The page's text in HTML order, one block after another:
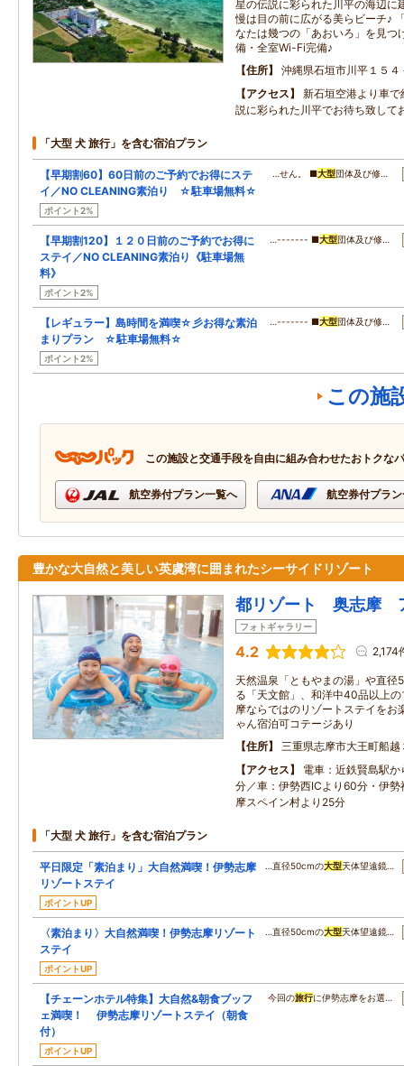
星の伝説に彩られた川平の海辺
慢は目の前に広がる美らビーチ♪
なたは幾つの「あおいろ」を見つ
備・全室Wi-Fi完備♪
住所
沖縄県石垣市川平１５４
アクセス
新石垣空港より車
説に彩られた川平でお待ち致して
「大型 犬 旅行」を含む宿泊プラン
【早期割60】60日前のご予約でお得にステ
イ／NO CLEANING素泊り ☆駐車場無料☆
ポイント2%
…せん。 ■大型団体及び修…
【早期割120】１２０日前のご予約でお得に
ステイ／NO CLEANING素泊り《駐車場無
料》
ポイント2%
…------- ■大型団体及び修…
【レギュラー】島時間を満喫☆彡お得な素泊
まりプラン ☆駐車場無料☆
ポイント2%
…------- ■大型団体及び修…
この施
この施設と交通手段を自由に組み合わせたおトクな
航空券付プラン一覧へ 航空券付プラ
豊かな大自然と美しい英虞湾に囲まれたシーサイドリゾート
都リゾート 奥志摩
フォトギャラリー
4.2 2,174
天然温泉「ともやまの湯」や直径
る「天文館」、和洋中40品以上
摩ならではのリゾートステイをお
ゃん宿泊可コテージあり
住所
三重県志摩市大王町船越
アクセス
電車：近鉄賢島駅
分／車：伊勢西ICより60分・伊
摩スペイン村より25分
「大型 犬 旅行」を含む宿泊プラン
平日限定「素泊まり」大自然満喫！伊勢志摩
リゾートステイ
ポイントUP
…直径50cmの大型天体望遠鏡…
〈素泊まり〉大自然満喫！伊勢志摩リゾート
ステイ
ポイントUP
…直径50cmの大型天体望遠鏡…
【チェーンホテル特集】大自然&朝食ブッフ
ェ満喫！ 伊勢志摩リゾートステイ（朝食
付）
ポイントUP
今回の旅行に伊勢志摩をお選…